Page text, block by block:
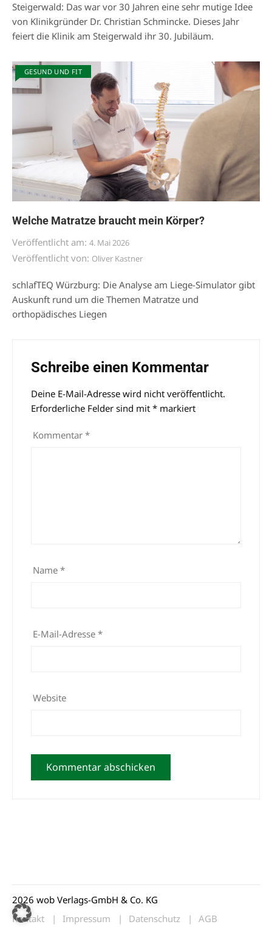
Steigerwald: Das war vor 30 Jahren eine sehr mutige Idee
von Klinikgründer Dr. Christian Schmincke. Dieses Jahr
feiert die Klinik am Steigerwald ihr 30. Jubiläum.
GESUND UND FIT
Welche Matratze braucht mein Körper?
Veröffentlicht am: 4. Mai 2026
Veröffentlicht von: Oliver Kastner
schlafTEQ Würzburg: Die Analyse am Liege-Simulator gibt
Auskunft rund um die Themen Matratze und
orthopädisches Liegen
Schreibe einen Kommentar
Deine E-Mail-Adresse wird nicht veröffentlicht.
Erforderliche Felder sind mit * markiert
Kommentar *
Name *
E-Mail-Adresse *
Website
Alternative:
2026 wob Verlags-GmbH & Co. KG
Kontakt
Impressum Datenschutz AGB